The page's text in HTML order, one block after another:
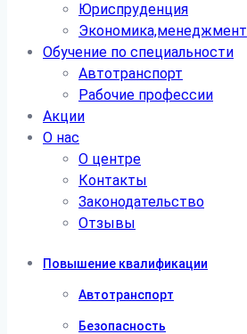
Юриспруденция
Экономика,менеджмент
Обучение по специальности
Автотранспорт
Рабочие профессии
Акции
О нас
О центре
Контакты
Законодательство
Отзывы
Повышение квалификации
Автотранспорт
Безопасность